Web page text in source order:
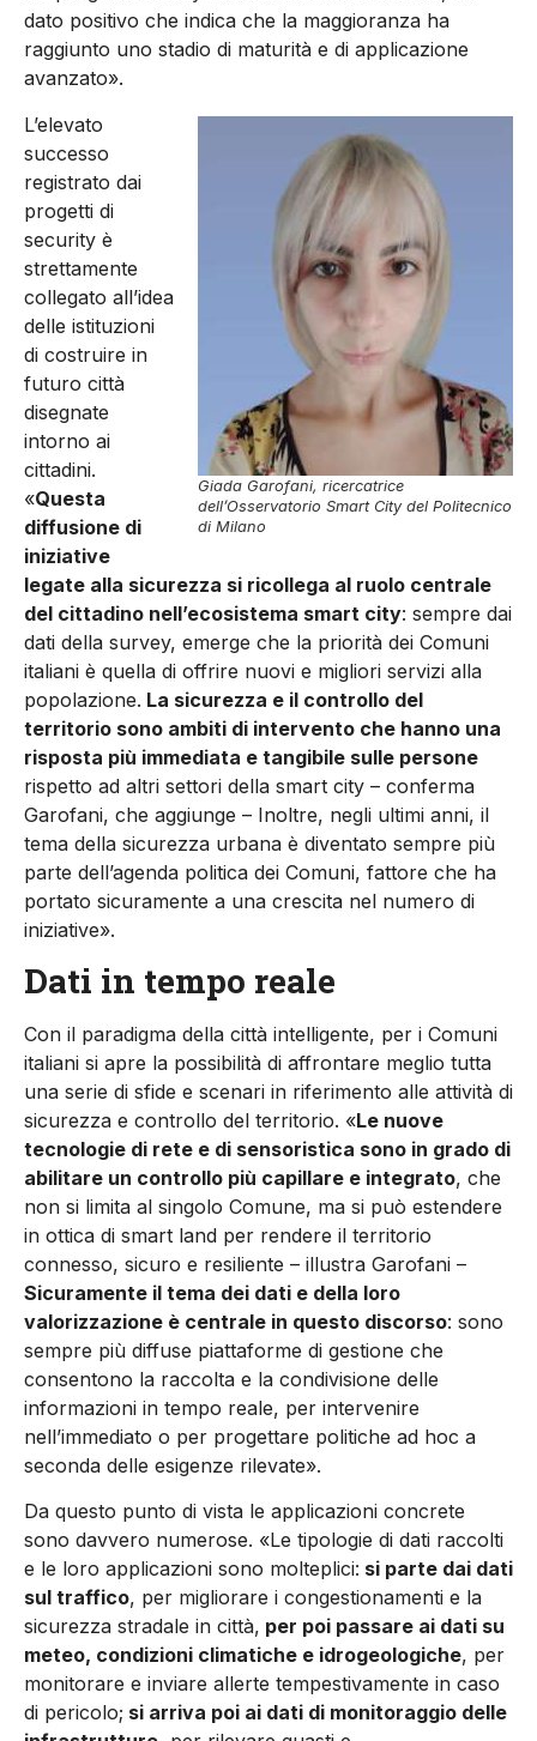
dato positivo che indica che la maggioranza ha
raggiunto uno stadio di maturità e di applicazione
avanzato».
Giada Garofani, ricercatrice
dell’Osservatorio Smart City del Politecnico
di Milano
L’elevato
successo
registrato dai
progetti di
security è
strettamente
collegato all’idea
delle istituzioni
di costruire in
futuro città
disegnate
intorno ai
cittadini.
«Questa
diffusione di
iniziative
legate alla sicurezza si ricollega al ruolo centrale
del cittadino nell’ecosistema smart city: sempre dai
dati della survey, emerge che la priorità dei Comuni
italiani è quella di offrire nuovi e migliori servizi alla
popolazione. La sicurezza e il controllo del
territorio sono ambiti di intervento che hanno una
risposta più immediata e tangibile sulle persone
rispetto ad altri settori della smart city – conferma
Garofani, che aggiunge – Inoltre, negli ultimi anni, il
tema della sicurezza urbana è diventato sempre più
parte dell’agenda politica dei Comuni, fattore che ha
portato sicuramente a una crescita nel numero di
iniziative».
Dati in tempo reale
Con il paradigma della città intelligente, per i Comuni
italiani si apre la possibilità di affrontare meglio tutta
una serie di sfide e scenari in riferimento alle attività di
sicurezza e controllo del territorio. «Le nuove
tecnologie di rete e di sensoristica sono in grado di
abilitare un controllo più capillare e integrato, che
non si limita al singolo Comune, ma si può estendere
in ottica di smart land per rendere il territorio
connesso, sicuro e resiliente – illustra Garofani –
Sicuramente il tema dei dati e della loro
valorizzazione è centrale in questo discorso: sono
sempre più diffuse piattaforme di gestione che
consentono la raccolta e la condivisione delle
informazioni in tempo reale, per intervenire
nell’immediato o per progettare politiche ad hoc a
seconda delle esigenze rilevate».
Da questo punto di vista le applicazioni concrete
sono davvero numerose. «Le tipologie di dati raccolti
e le loro applicazioni sono molteplici: si parte dai dati
sul traffico, per migliorare i congestionamenti e la
sicurezza stradale in città, per poi passare ai dati su
meteo, condizioni climatiche e idrogeologiche, per
monitorare e inviare allerte tempestivamente in caso
di pericolo; si arriva poi ai dati di monitoraggio delle